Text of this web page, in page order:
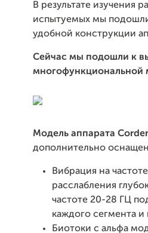
В результате изучения
испытуемых мы
удобной конструкции
Сейчас мы подошли к
многофункциональной
Модель аппарата
дополнительно
Вибрация на
расслабления
частоте 20-28 ГЦ
каждого сегмента
Биотоки с альфа